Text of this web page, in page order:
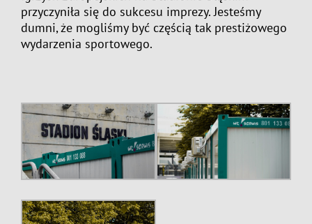
przyczyniła się do sukcesu imprezy. Jesteśmy
dumni, że mogliśmy być częścią tak prestiżowego
wydarzenia sportowego.